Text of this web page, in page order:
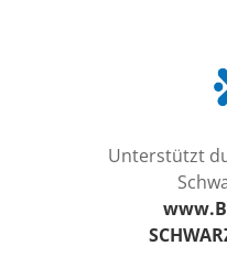
Unterstützt